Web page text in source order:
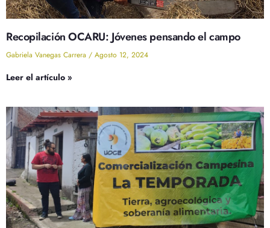
Recopilación OCARU: Jóvenes pensando el campo
Gabriela Vanegas Carrera Agosto 12, 2024
Leer el artículo »